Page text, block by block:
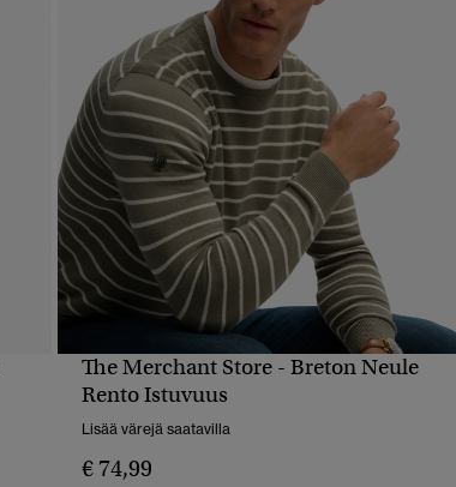
The Merchant Store - Breton Neule
Rento Istuvuus
Lisää värejä saatavilla
€ 74,99